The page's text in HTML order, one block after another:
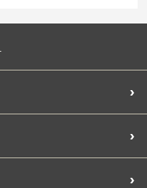
›
›
›